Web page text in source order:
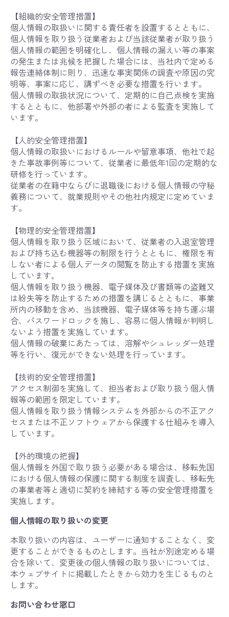
【組織的安全管理措置】
個人情報の取扱いに関する責任者を設置するとともに、
個人情報を取り扱う従業者および当該従業者が取り扱う
個人情報の範囲を明確化し、個人情報の漏えい等の事案
の発生または兆候を把握した場合には、当社内で定める
報告連絡体制に則り、迅速な事実関係の調査や原因の究
明等、事案に応じ、講ずべき必要な措置を行います。
個人情報の取扱状況について、定期的に自己点検を実施
するとともに、他部署や外部の者による監査を実施して
います。
【人的安全管理措置】
個人情報の取扱いにおけるルールや留意事項、他社で起
きた事故事例等について、従業者に最低年1回の定期的な
研修を行っています。
従業者の在籍中ならびに退職後における個人情報の守秘
義務について、就業規則やその他社内規定に定めていま
す。
【物理的安全管理措置】
個人情報を取り扱う区域において、従業者の入退室管理
および持ち込む機器等の制限を行うとともに、権限を有
しない者による個人データの閲覧を防止する措置を実施
しています｡
個人情報を取り扱う機器、電子媒体及び書類等の盗難又
は紛失等を防止するための措置を講じるとともに、事業
所内の移動を含め、当該機器、電子媒体等を持ち運ぶ場
合、パスワードロックを施し、容易に個人情報が判明し
ないよう措置を実施しています。
個人情報の破棄にあたっては、溶解やシュレッダー処理
等を行い、復元ができない処理を行っています。
【技術的安全管理措置】
アクセス制御を実施して、担当者および取り扱う個人情
報等の範囲を限定しています。
個人情報を取り扱う情報システムを外部からの不正アク
セスまたは不正ソフトウェアから保護する仕組みを導入
しています。
【外的環境の把握】
個人情報を外国で取り扱う必要がある場合は、移転先国
における個人情報の保護に関する制度を調査し、移転先
の事業者等と適切に契約を締結する等の安全管理措置を
実施します。
個人情報の取り扱いの変更
本取り扱いの内容は、ユーザーに通知することなく、変
更することができるものとします。当社が別途定める場
合を除いて、変更後の個人情報の取り扱いについては、
本ウェブサイトに掲載したときから効力を生じるものと
します。
お問い合わせ窓口